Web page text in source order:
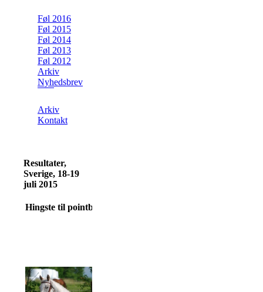
Føl 2016
Føl 2015
Føl 2014
Føl 2013
Føl 2012
Arkiv
Nyhedsbrev
Arkiv
Kontakt
Resultater,
Sverige, 18-19
juli 2015
Hingste til pointbedømmelse